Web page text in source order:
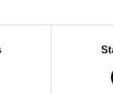
géographique